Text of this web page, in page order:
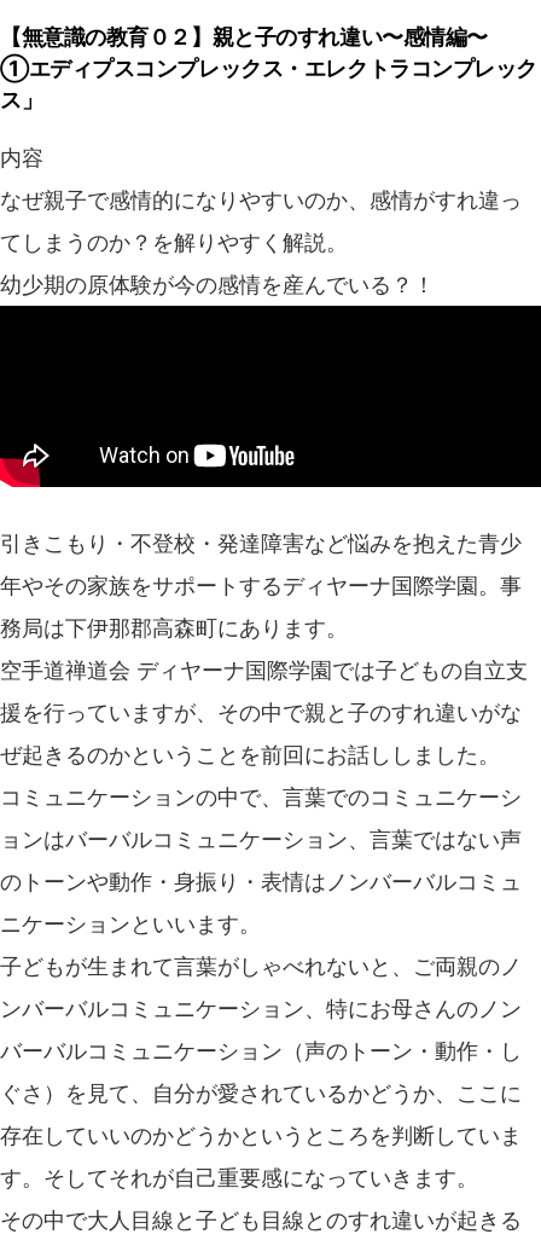
【無意識の教育０２】親と子のすれ違い〜感情編〜
①エディプスコンプレックス・エレクトラコンプレック
ス」
内容
なぜ親子で感情的になりやすいのか、感情がすれ違っ
てしまうのか？を解りやすく解説。
幼少期の原体験が今の感情を産んでいる？！
引きこもり・不登校・発達障害など悩みを抱えた青少
年やその家族をサポートするディヤーナ国際学園。事
務局は下伊那郡高森町にあります。
空手道禅道会 ディヤーナ国際学園では子どもの自立支
援を行っていますが、その中で親と子のすれ違いがな
ぜ起きるのかということを前回にお話ししました。
コミュニケーションの中で、言葉でのコミュニケーシ
ョンはバーバルコミュニケーション、言葉ではない声
のトーンや動作・身振り・表情はノンバーバルコミュ
ニケーションといいます。
子どもが生まれて言葉がしゃべれないと、ご両親のノ
ンバーバルコミュニケーション、特にお母さんのノン
バーバルコミュニケーション（声のトーン・動作・し
ぐさ）を見て、自分が愛されているかどうか、ここに
存在していいのかどうかというところを判断していま
す。そしてそれが自己重要感になっていきます。
その中で大人目線と子ども目線とのすれ違いが起きる